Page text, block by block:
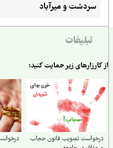
سردشت و میرآباد
تبلیغات
زیر حمایت کنید:
تصویب قانون حجاب
درخواست